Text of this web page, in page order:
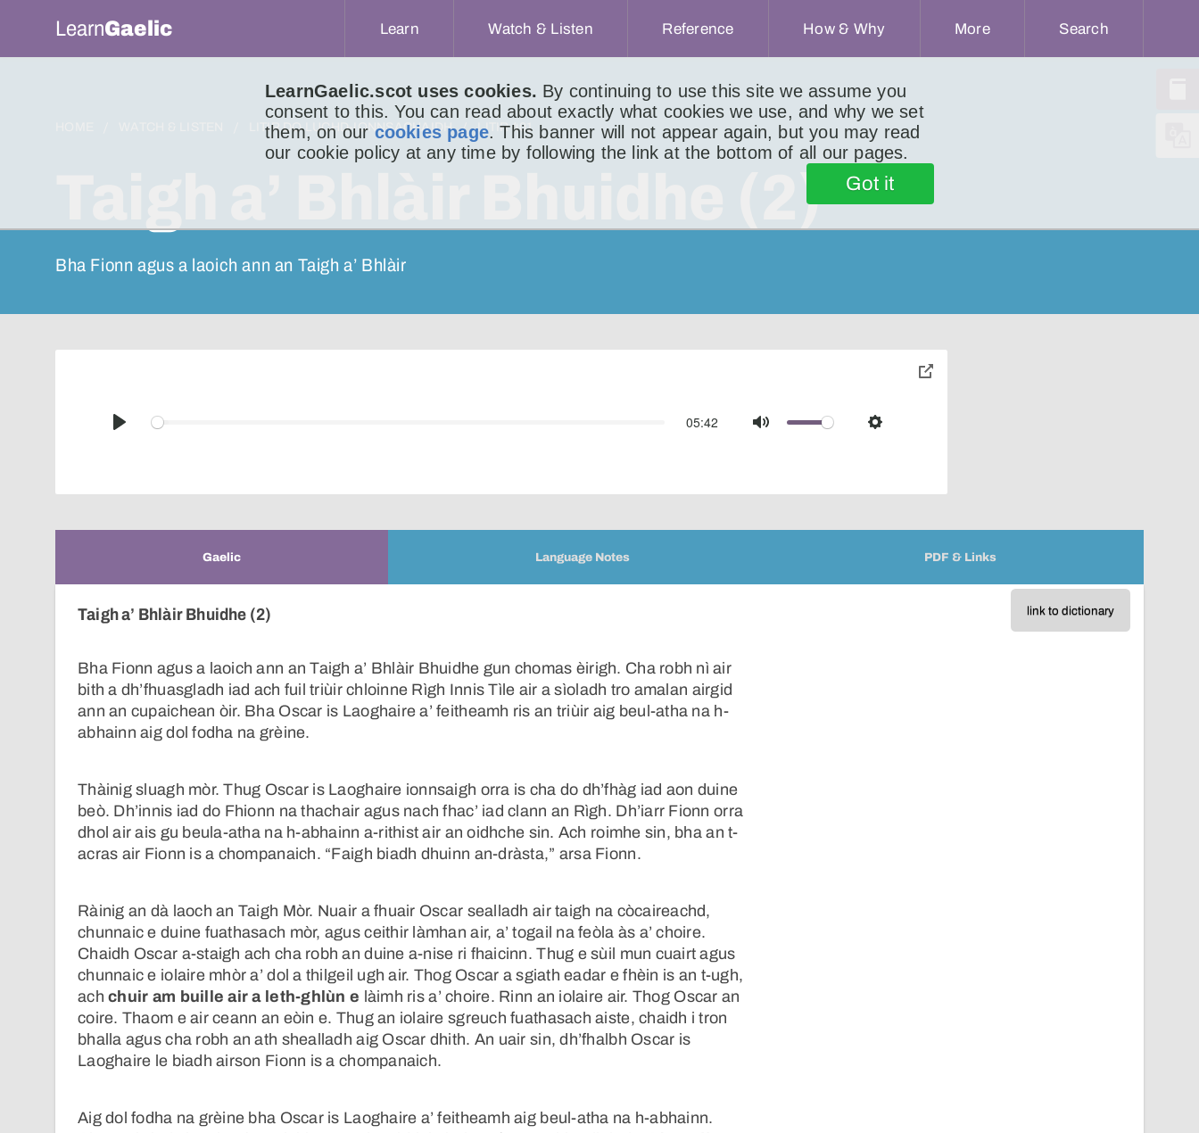
LearnGaelic.scot uses cookies. By continuing to use this site we assume you
consent to this. You can read about exactly what cookies we use, and why we set
them, on our cookies page. This banner will not appear again, but you may read
our cookie policy at any time by following the link at the bottom of all our pages.
Got it
LearnGaelic Learn Watch & Listen Reference How & Why More Search
LITIR DO LUCHD-IONNSACHAIDH LITIR 401
Taigh a’ Bhlàir Bhuidhe (2)
Bha Fionn agus a laoich ann an Taigh a’ Bhlàir
Play
05:42
Mute Settings
toggle
Gaelic Language Notes PDF & Links
link to dictionary
Taigh a’ Bhlàir Bhuidhe (2)
Bha Fionn agus a laoich ann an Taigh a’ Bhlàir Bhuidhe gun chomas èirigh. Cha robh nì air
bith a dh’fhuasgladh iad ach fuil triùir chloinne Rìgh Innis Tìle air a sìoladh tro amalan airgid
ann an cupaichean òir. Bha Oscar is Laoghaire a’ feitheamh ris an triùir aig beul-atha na h-
abhainn aig dol fodha na grèine.
Thàinig sluagh mòr. Thug Oscar is Laoghaire ionnsaigh orra is cha do dh’fhàg iad aon duine
beò. Dh’innis iad do Fhionn na thachair agus nach fhac’ iad clann an Rìgh. Dh’iarr Fionn orra
dhol air ais gu beula-atha na h-abhainn a-rithist air an oidhche sin. Ach roimhe sin, bha an t-
acras air Fionn is a chompanaich. “Faigh biadh dhuinn an-dràsta,” arsa Fionn.
Ràinig an dà laoch an Taigh Mòr. Nuair a fhuair Oscar sealladh air taigh na còcaireachd,
chunnaic e duine fuathasach mòr, agus ceithir làmhan air, a’ togail na feòla às a’ choire.
Chaidh Oscar a-staigh ach cha robh an duine a-nise ri fhaicinn. Thug e sùil mun cuairt agus
chunnaic e iolaire mhòr a’ dol a thilgeil ugh air. Thog Oscar a sgiath eadar e fhèin is an t-ugh,
achchuir am buille air a leth-ghlùn e làimh ris a’ choire. Rinn an iolaire air. Thog Oscar an
coire. Thaom e air ceann an eòin e. Thug an iolaire sgreuch fuathasach aiste, chaidh i tron
bhalla agus cha robh an ath shealladh aig Oscar dhith. An uair sin, dh’fhalbh Oscar is
Laoghaire le biadh airson Fionn is a chompanaich.
Aig dol fodha na grèine bha Oscar is Laoghaire a’ feitheamh aig beul-atha na h-abhainn.